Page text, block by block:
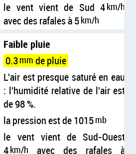
le vent vient de Sud 4km/h
avec des rafales à 5km/h
Faible pluie
0.3mm de pluie
L'air est presque saturé en eau
: l'humidité relative de l'air est
de 98 %.
la pression est de 1015mb
le vent vient de Sud-Ouest
4km/h
avec des rafales à